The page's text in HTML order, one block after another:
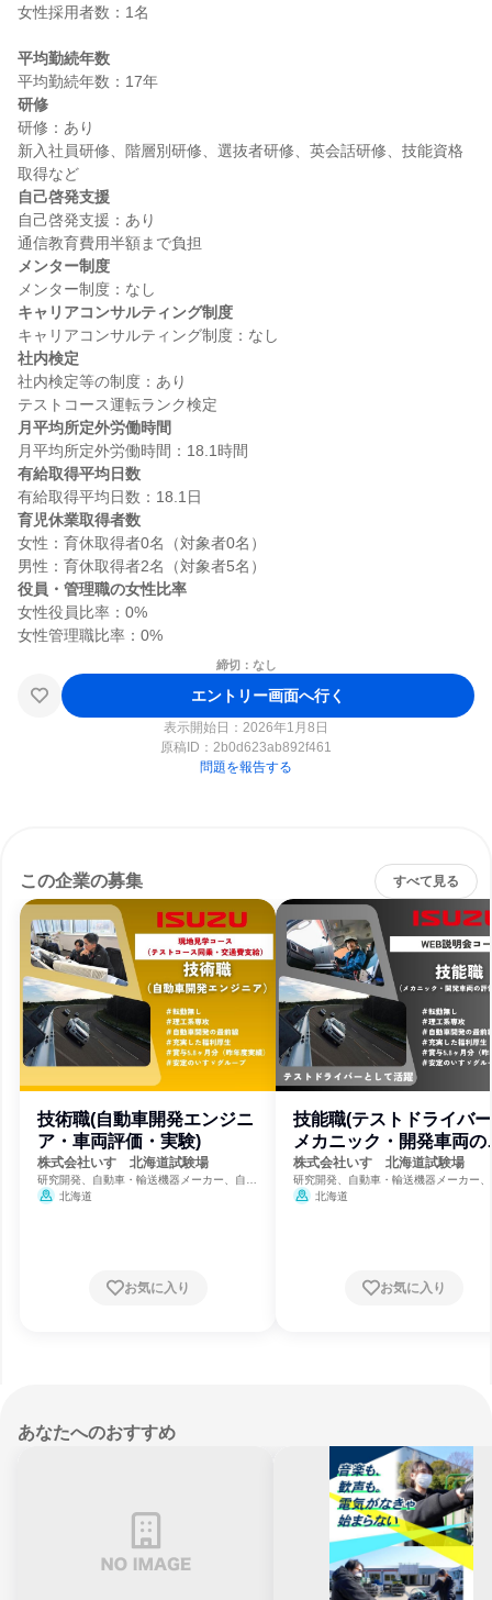
女性採用者数：1名
平均勤続年数
研修
研修：あり
新入社員研修、階層別研修、選抜者研修、英会話研修、技能資格
自己啓発支援
自己啓発支援：あり
メンター制度
キャリアコンサルティング制度
社内検定
社内検定等の制度：あり
月平均所定外労働時間
有給取得平均日数
育児休業取得者数
女性：育休取得者0名（対象者0名）
役員・管理職の女性比率
女性役員比率：0%
締切：なし
エントリー画面へ行く
表示開始日：2026年1月8日
原稿ID： 2b0d623ab892f461
問題を報告する
この企業の募集 すべて見る
技術職(自動車開発エンジニ
ア・車両評価・実験)
株式会社いすゞ北海道試験場
研究開発、自動車・輸送機器メーカー、自動
車整備・修理
北海道
お気に入り
技能職(テストドライバ
メカニック・開発車両の
価・実験)
株式会社いすゞ北海道試験場
研究開発、自動車・輸送機器メーカー
車整備・修理
北海道
お気に入り
あなたへのおすすめ